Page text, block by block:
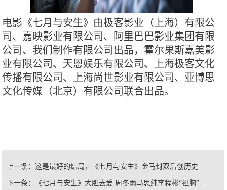
电影《七月与安生》由极客影业（上海）有限公
司、嘉映影业有限公司、阿里巴巴影业集团有限
公司、我们制作有限公司出品，霍尔果斯嘉美影
业有限公司、天恩娱乐有限公司、上海极客文化
传播有限公司、上海尚世影业有限公司、亚博思
文化传媒（北京）有限公司联合出品。
上一条：这是最好的结局，《七月与安生》金马封双后创历史
下一条： 《七月与安生》大胆去爱 周冬雨马思纯李程彬“袒胸”...